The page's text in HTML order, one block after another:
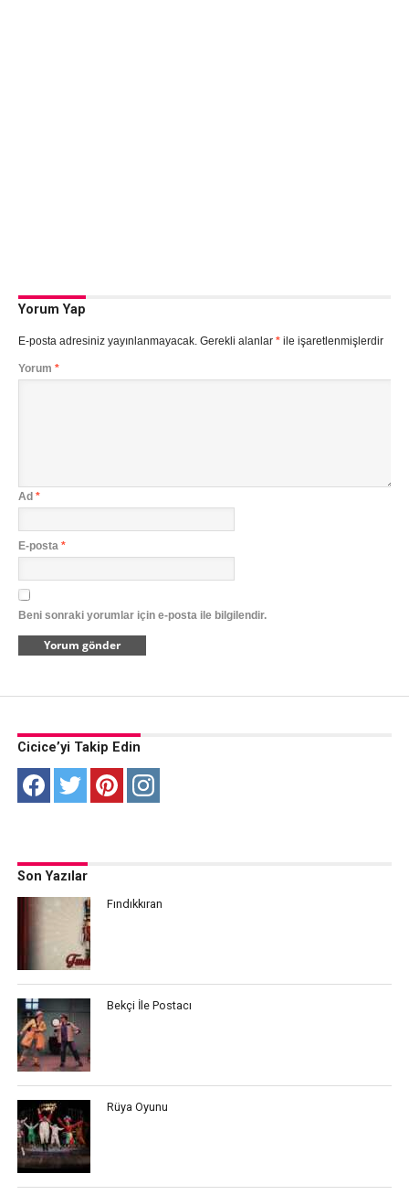
Yorum Yap
E-posta adresiniz yayınlanmayacak. Gerekli alanlar *ile işaretlenmişlerdir
Yorum *
Ad *
E-posta *
Beni sonraki yorumlar için e-posta ile bilgilendir.
Cicice’yi Takip Edin
Son Yazılar
Fındıkkıran
Bekçi İle Postacı
Rüya Oyunu